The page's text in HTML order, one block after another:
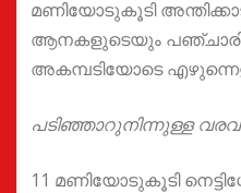
മണിയോടുകൂടി
ആനകളുടെയും
അകമ്പടിയോടെ
പടിഞ്ഞാറുനിന്നുള്ള വരവ്
11 മണിയോടുകൂടി